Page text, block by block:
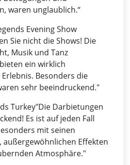
waren unglaublich.“
Evening Show
Sie nicht die Shows! Die
Musik und Tanz
ein wirklich
Besonders die
sehr beeindruckend."
Turkey"Die Darbietungen
Es ist auf jeden Fall
mit seinen
außergewöhnlichen Effekten
Atmosphäre."